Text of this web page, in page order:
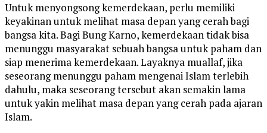
Untuk menyongsong kemerdekaan, perlu memiliki
keyakinan untuk melihat masa depan yang cerah bagi
bangsa kita. Bagi Bung Karno, kemerdekaan tidak bisa
menunggu masyarakat sebuah bangsa untuk paham dan
siap menerima kemerdekaan. Layaknya muallaf, jika
seseorang menunggu paham mengenai Islam terlebih
dahulu, maka seseorang tersebut akan semakin lama
untuk yakin melihat masa depan yang cerah pada ajaran
Islam.